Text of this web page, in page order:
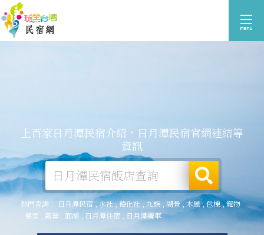
上百家日月潭民宿介紹，日月潭民宿官網連結等
資訊
熱門查詢： 日月潭民宿 水社,德化社,九族 湖景,木屋,包棟,寵物
便宜 露營 面湖 日月潭住宿 日月潭纜車